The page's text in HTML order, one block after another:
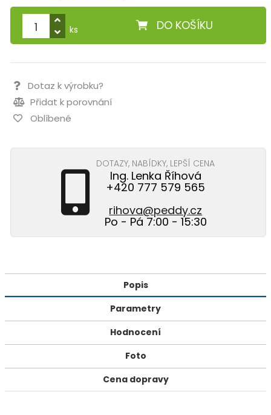
DO KOŠÍKU
ks
Dotaz k výrobku?
Přidat k porovnání
Oblíbené
DOTAZY, NABÍDKY, LEPŠÍ CENA
Ing. Lenka Říhová
+420 777 579 565
rihova@peddy.cz
Po - Pá 7:00 - 15:30
Popis
Parametry
Hodnocení
Foto
Cena dopravy